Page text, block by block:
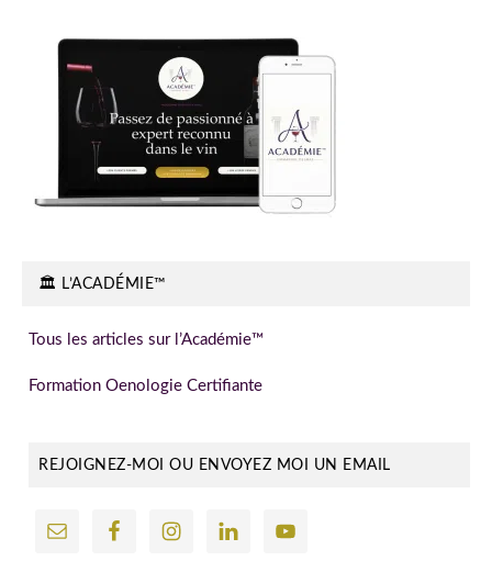
🏛️ L’ACADÉMIE™
Tous les articles sur l’Académie™
Formation Oenologie Certifiante
REJOIGNEZ-MOI OU ENVOYEZ MOI UN EMAIL